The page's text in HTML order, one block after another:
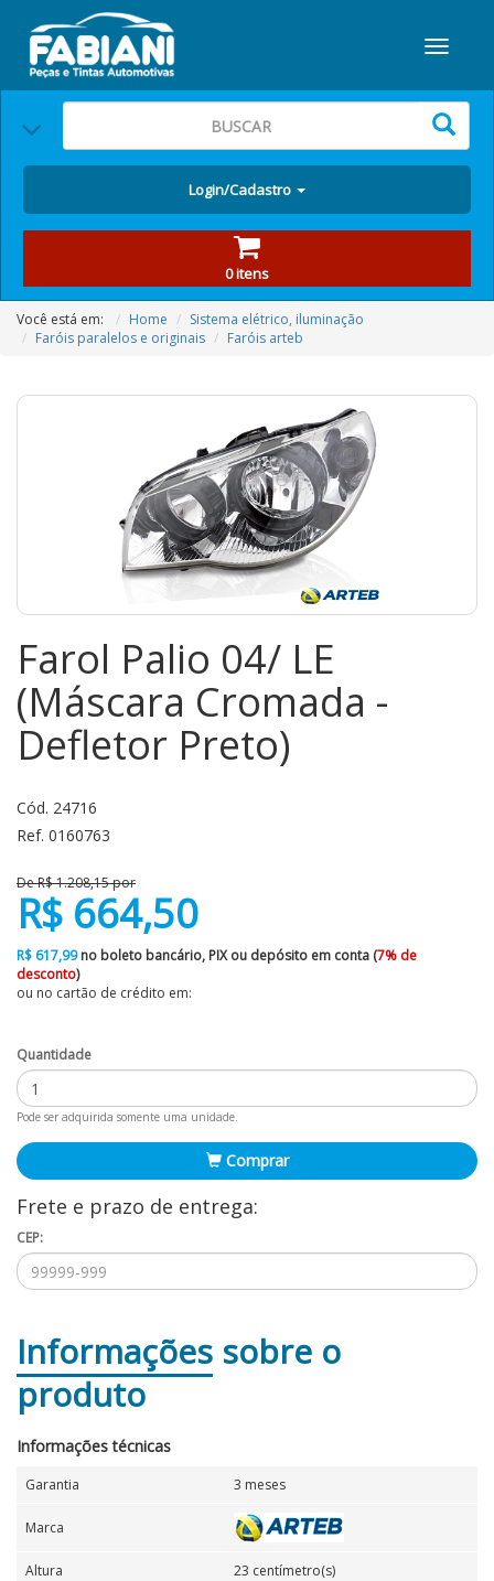
Login/Cadastro
0 itens
Você está em: Home
Sistema elétrico, iluminação
Faróis paralelos e originais
Faróis arteb
Farol Palio 04/ LE
(Máscara Cromada -
Defletor Preto)
Cód. 24716
Ref. 0160763
De R$ 1.208,15 por
R$ 664,50
R$ 617,99no boleto bancário, PIX ou depósito em conta (7% de
desconto)
ou no cartão de crédito em:
Quantidade
Pode ser adquirida somente uma unidade.
Comprar
Frete e prazo de entrega:
CEP:
Informações sobre o
produto
Informações técnicas
Garantia 3 meses
Marca
Altura
23 centímetro(s)